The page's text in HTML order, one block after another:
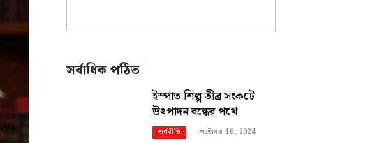
সর্বাধিক পঠিত
ইস্পাত শিল্প তীব্র সংকটে
উৎপাদন বন্ধের পথে
অর্থনীতি অক্টোবর 16, 2024